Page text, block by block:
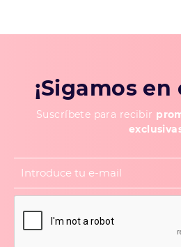
¡Sigamos
Suscríbete para recibir